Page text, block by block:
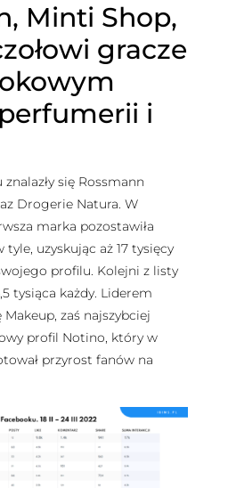
Minti Shop,
gracze
i
się Rossmann
Drogerie Natura. W
marka pozostawiła
uzyskując aż 17 tysięcy
profilu. Kolejni z listy
tysiąca każdy. Liderem
Makeup, zaś najszybciej
profil Notino, który w
przyrost fanów na